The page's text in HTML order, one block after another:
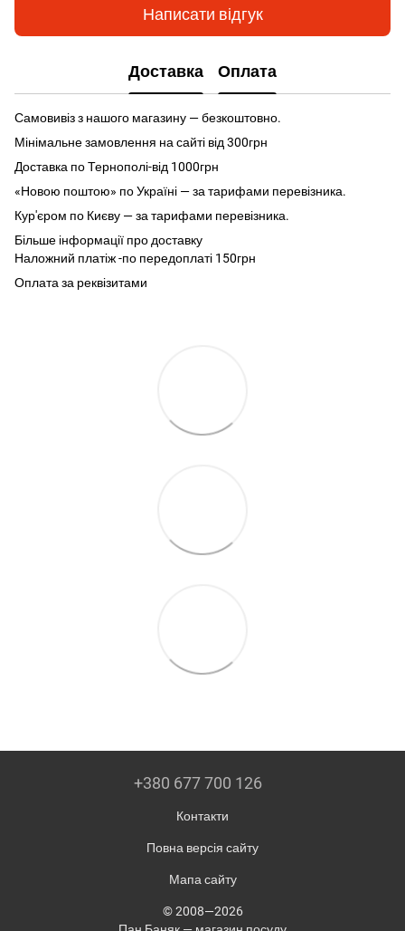
Написати відгук
Доставка Оплата
Самовивіз з нашого магазину — безкоштовно.
Мінімальне замовлення на сайті від 300грн
Доставка по Тернополі-від 1000грн
«Новою поштою» по Україні — за тарифами перевізника.
Кур'єром по Києву — за тарифами перевізника.
Більше інформації про доставку
Наложний платіж -по передоплаті 150грн
Оплата за реквізитами
+380 677 700 126
Контакти
Повна версія сайту
Мапа сайту
© 2008—2026